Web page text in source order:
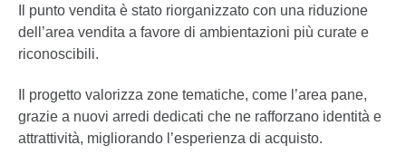
Il punto vendita è stato riorganizzato con una riduzione
dell’area vendita a favore di ambientazioni più curate e
riconoscibili.
Il progetto valorizza zone tematiche, come l’area pane,
grazie a nuovi arredi dedicati che ne rafforzano identità e
attrattività, migliorando l’esperienza di acquisto.